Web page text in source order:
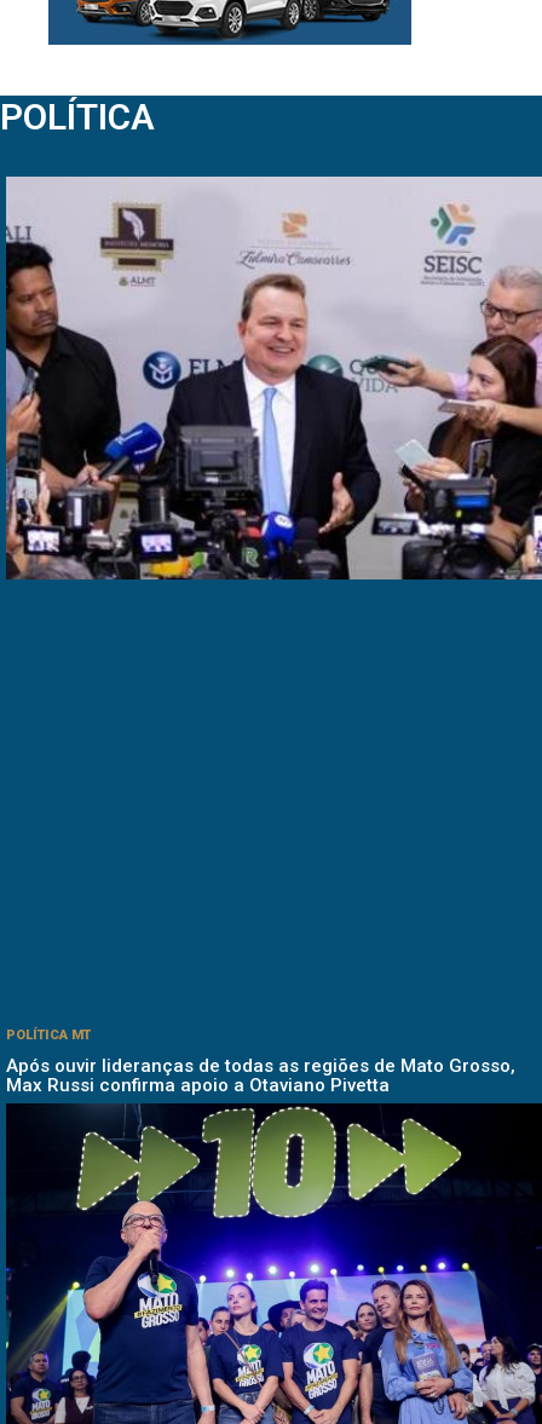
POLÍTICA
POLÍTICA MT
Após ouvir lideranças de todas as regiões de Mato Grosso,
Max Russi confirma apoio a Otaviano Pivetta